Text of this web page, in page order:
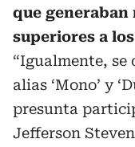
que
superiores a
“Igualmente, se
alias ‘Mono’ y
presunta
Jefferson